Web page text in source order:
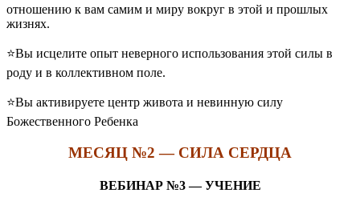
отношению к вам самим и миру вокруг в этой и прошлых
жизнях.
⭐️Вы исцелите опыт неверного использования этой силы в
роду и в коллективном поле.
⭐️Вы активируете центр живота и невинную силу
Божественного Ребенка
МЕСЯЦ №2 — СИЛА СЕРДЦА
ВЕБИНАР №3 — УЧЕНИЕ